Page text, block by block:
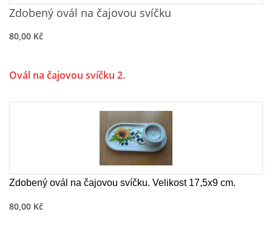
Zdobený ovál na čajovou svíčku
80,00 Kč
Ovál na čajovou svíčku 2.
Zdobený ovál na čajovou svíčku. Velikost 17,5x9 cm.
80,00 Kč